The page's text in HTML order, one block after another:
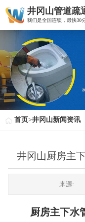
井冈山管道疏
我们是全国连锁，最快30
首页>井冈山新闻资讯
井冈山厨房主
来源:
厨房主下水